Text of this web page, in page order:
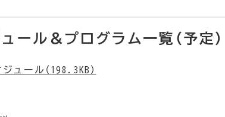
ール＆プログラム一覧（予定）
ュール（198.3KB）